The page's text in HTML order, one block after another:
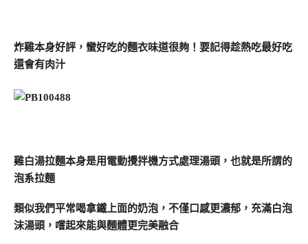
炸雞本身好評，蠻好吃的麵衣味道很夠！要記得趁熱吃最好吃
還會有肉汁
雞白湯拉麵本身是用電動攪拌機方式處理湯頭，也就是所謂的
泡系拉麵
類似我們平常喝拿鐵上面的奶泡，不僅口感更濃郁，充滿白泡
沫湯頭，嚐起來能與麵體更完美融合